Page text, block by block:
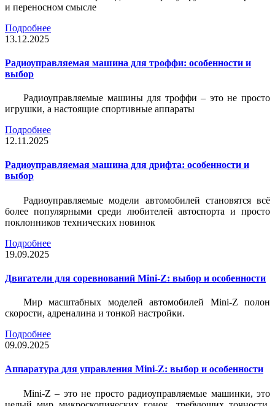
и переносном смысле
Подробнее
13.12.2025
Радиоуправляемая машина для троффи: особенности и
выбор
Радиоуправляемые машины для троффи – это не просто
игрушки, а настоящие спортивные аппараты
Подробнее
12.11.2025
Радиоуправляемая машина для дрифта: особенности и
выбор
Радиоуправляемые модели автомобилей становятся всё
более популярными среди любителей автоспорта и просто
поклонников технических новинок
Подробнее
19.09.2025
Двигатели для соревнований Mini-Z: выбор и особенности
Мир масштабных моделей автомобилей Mini-Z полон
скорости, адреналина и тонкой настройки.
Подробнее
09.09.2025
Аппаратура для управления Mini-Z: выбор и особенности
Mini-Z – это не просто радиоуправляемые машинки, это